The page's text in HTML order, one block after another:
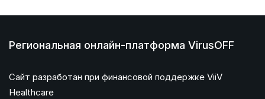
Региональная онлайн-платформа VirusOFF
Сайт разработан при финансовой поддержке ViiV
Healthcare